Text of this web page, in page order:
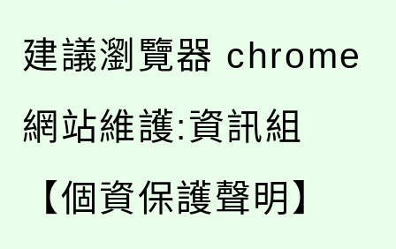
建議瀏覽器 chrome
網站維護:資訊組
【個資保護聲明】